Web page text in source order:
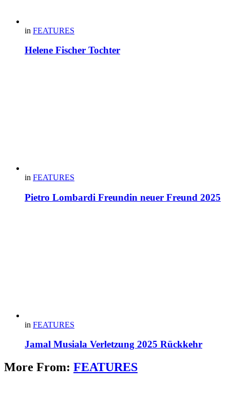
in FEATURES
Helene Fischer Tochter
in FEATURES
Pietro Lombardi Freundin neuer Freund 2025
in FEATURES
Jamal Musiala Verletzung 2025 Rückkehr
More From: FEATURES